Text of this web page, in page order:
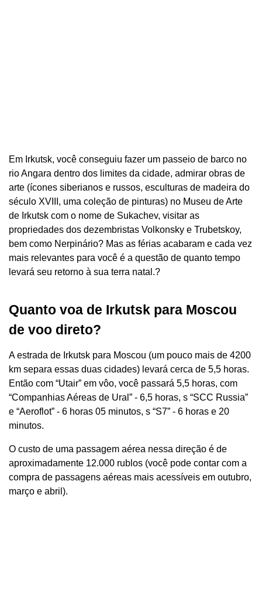
Em Irkutsk, você conseguiu fazer um passeio de barco no
rio Angara dentro dos limites da cidade, admirar obras de
arte (ícones siberianos e russos, esculturas de madeira do
século XVIII, uma coleção de pinturas) no Museu de Arte
de Irkutsk com o nome de Sukachev, visitar as
propriedades dos dezembristas Volkonsky e Trubetskoy,
bem como Nerpinário? Mas as férias acabaram e cada vez
mais relevantes para você é a questão de quanto tempo
levará seu retorno à sua terra natal.?
Quanto voa de Irkutsk para Moscou
de voo direto?
A estrada de Irkutsk para Moscou (um pouco mais de 4200
km separa essas duas cidades) levará cerca de 5,5 horas.
Então com “Utair” em vôo, você passará 5,5 horas, com
“Companhias Aéreas de Ural” - 6,5 horas, s “SCC Russia”
e “Aeroflot” - 6 horas 05 minutos, s “S7” - 6 horas e 20
minutos.
O custo de uma passagem aérea nessa direção é de
aproximadamente 12.000 rublos (você pode contar com a
compra de passagens aéreas mais acessíveis em outubro,
março e abril).